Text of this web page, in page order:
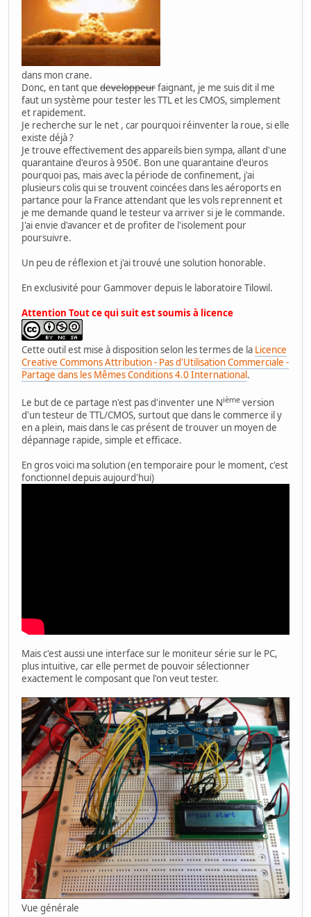
dans mon crane.
Donc, en tant que developpeurfaignant, je me suis dit il me
faut un système pour tester les TTL et les CMOS, simplement
et rapidement.
Je recherche sur le net , car pourquoi réinventer la roue, si elle
existe déjà ?
Je trouve effectivement des appareils bien sympa, allant d'une
quarantaine d'euros à 950€. Bon une quarantaine d'euros
pourquoi pas, mais avec la période de confinement, j'ai
plusieurs colis qui se trouvent coincées dans les aéroports en
partance pour la France attendant que les vols reprennent et
je me demande quand le testeur va arriver si je le commande.
J'ai envie d'avancer et de profiter de l'isolement pour
poursuivre.
Un peu de réflexion et j'ai trouvé une solution honorable.
En exclusivité pour Gammover depuis le laboratoire Tilowil.
Attention Tout ce qui suit est soumis à licence
Cette outil est mise à disposition selon les termes de la Licence
Creative Commons Attribution - Pas d'Utilisation Commerciale -
Partage dans les Mêmes Conditions 4.0 International.
Le but de ce partage n'est pas d'inventer une Nième version
d'un testeur de TTL/CMOS, surtout que dans le commerce il y
en a plein, mais dans le cas présent de trouver un moyen de
dépannage rapide, simple et efficace.
En gros voici ma solution (en temporaire pour le moment, c'est
fonctionnel depuis aujourd'hui)
Mais c'est aussi une interface sur le moniteur série sur le PC,
plus intuitive, car elle permet de pouvoir sélectionner
exactement le composant que l'on veut tester.
Vue générale